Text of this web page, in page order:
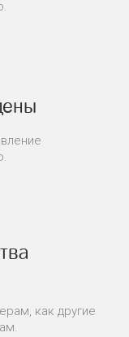
как другие